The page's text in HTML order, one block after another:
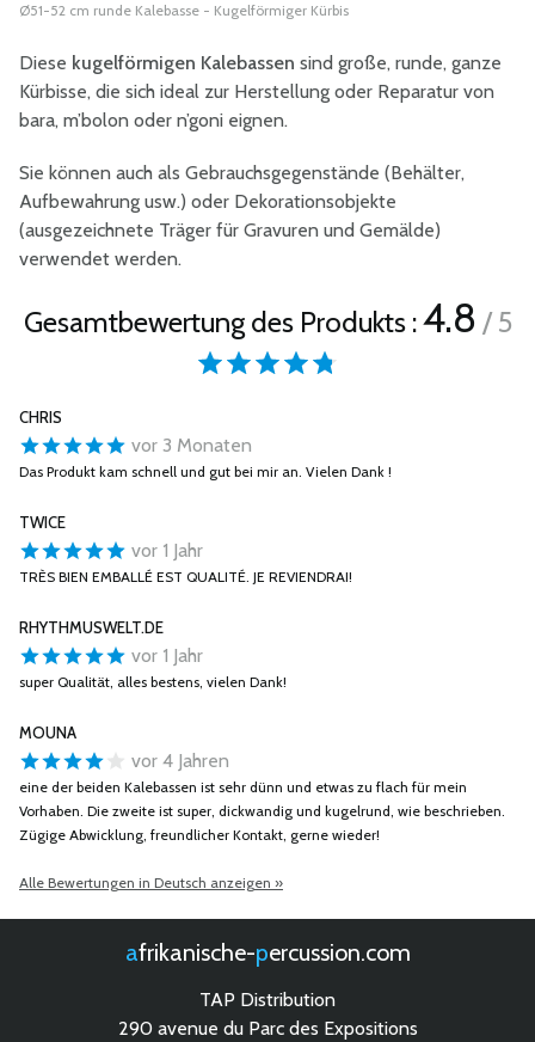
Ø51-52 cm runde Kalebasse - Kugelförmiger Kürbis
Diese kugelförmigen Kalebassen sind große, runde, ganze
Kürbisse, die sich ideal zur Herstellung oder Reparatur von
bara, m’bolon oder n’goni eignen.
Sie können auch als Gebrauchsgegenstände (Behälter,
Aufbewahrung usw.) oder Dekorationsobjekte
(ausgezeichnete Träger für Gravuren und Gemälde)
verwendet werden.
Gesamtbewertung des Produkts :4.8 / 5
CHRIS
vor 3 Monaten
Das Produkt kam schnell und gut bei mir an. Vielen Dank !
TWICE
vor 1 Jahr
TRÈS BIEN EMBALLÉ EST QUALITÉ. JE REVIENDRAI!
RHYTHMUSWELT.DE
vor 1 Jahr
super Qualität, alles bestens, vielen Dank!
MOUNA
vor 4 Jahren
eine der beiden Kalebassen ist sehr dünn und etwas zu flach für mein
Vorhaben. Die zweite ist super, dickwandig und kugelrund, wie beschrieben.
Zügige Abwicklung, freundlicher Kontakt, gerne wieder!
Alle Bewertungen in Deutsch anzeigen »
afrikanische- percussion.com
TAP Distribution
290 avenue du Parc des Expositions